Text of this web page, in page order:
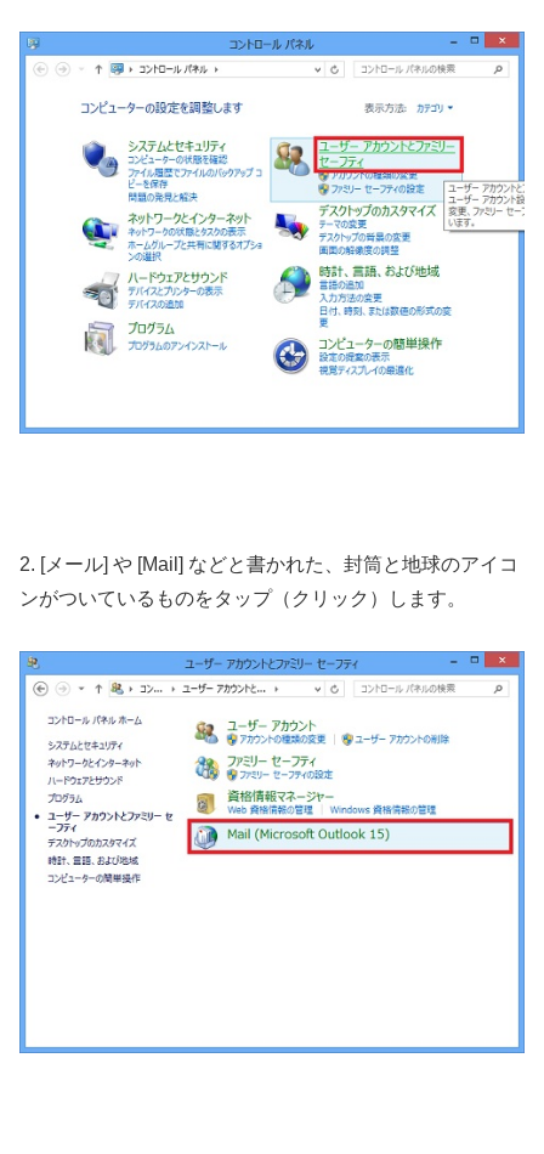
2. [メール] や [Mail] などと書かれた、封筒と地球のアイコ
ンがついているものをタップ（クリック）します。